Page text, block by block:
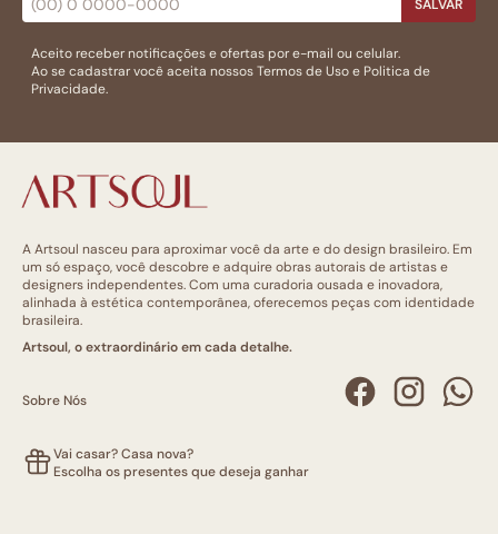
SALVAR
Aceito receber notificações e ofertas por e-mail ou celular.
Ao se cadastrar você aceita nossosTermos de Usoe Politica de
Privacidade.
A Artsoul nasceu para aproximar você da arte e do design brasileiro. Em
um só espaço, você descobre e adquire obras autorais de artistas e
designers independentes. Com uma curadoria ousada e inovadora,
alinhada à estética contemporânea, oferecemos peças com identidade
brasileira.
Artsoul, o extraordinário em cada detalhe.
Sobre Nós
Vai casar? Casa nova?
Escolha os presentes que deseja ganhar